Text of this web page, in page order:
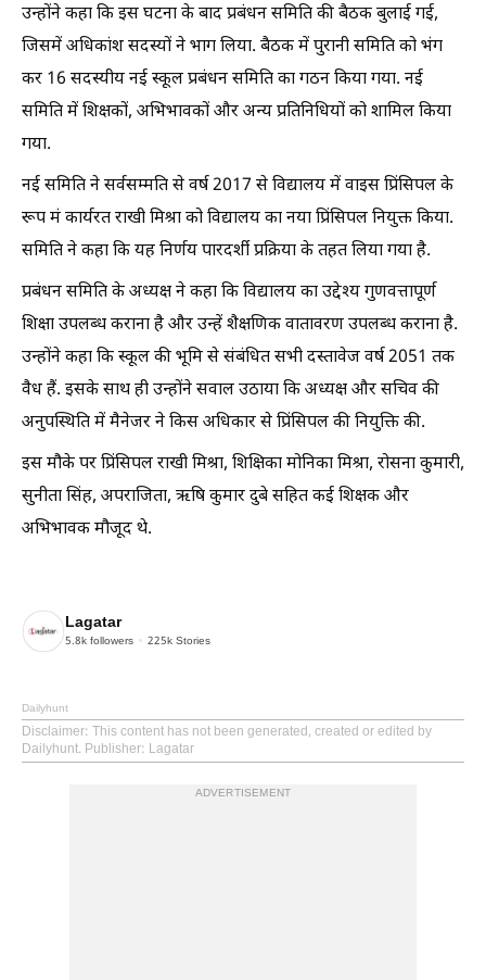
उन्होंने कहा कि इस घटना के बाद प्रबंधन समिति की बैठक बुलाई गई,
जिसमें अधिकांश सदस्यों ने भाग लिया. बैठक में पुरानी समिति को भंग
कर 16 सदस्यीय नई स्कूल प्रबंधन समिति का गठन किया गया. नई
समिति में शिक्षकों, अभिभावकों और अन्य प्रतिनिधियों को शामिल किया
गया.
नई समिति ने सर्वसम्मति से वर्ष 2017 से विद्यालय में वाइस प्रिंसिपल के
रूप मं कार्यरत राखी मिश्रा को विद्यालय का नया प्रिंसिपल नियुक्त किया.
समिति ने कहा कि यह निर्णय पारदर्शी प्रक्रिया के तहत लिया गया है.
प्रबंधन समिति के अध्यक्ष ने कहा कि विद्यालय का उद्देश्य गुणवत्तापूर्ण
शिक्षा उपलब्ध कराना है और उन्हें शैक्षणिक वातावरण उपलब्ध कराना है.
उन्होंने कहा कि स्कूल की भूमि से संबंधित सभी दस्तावेज वर्ष 2051 तक
वैध हैं. इसके साथ ही उन्होंने सवाल उठाया कि अध्यक्ष और सचिव की
अनुपस्थिति में मैनेजर ने किस अधिकार से प्रिंसिपल की नियुक्ति की.
इस मौके पर प्रिंसिपल राखी मिश्रा, शिक्षिका मोनिका मिश्रा, रोसना कुमारी,
सुनीता सिंह, अपराजिता, ऋषि कुमार दुबे सहित कई शिक्षक और
अभिभावक मौजूद थे.
Lagatar
5.8k followers 225k Stories
Dailyhunt
Disclaimer: This content has not been generated, created or edited by
Dailyhunt. Publisher: Lagatar
ADVERTISEMENT